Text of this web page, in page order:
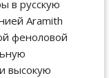
в русскую
Aramith
феноловой
высокую